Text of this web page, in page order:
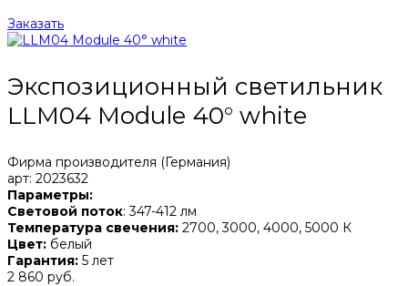
Заказать
Экспозиционный светильник
LLM04 Module 40° white
Фирма производителя (Германия)
арт: 2023632
Параметры:
Световой поток: 347-412 лм
Температура свечения: 2700, 3000, 4000, 5000 К
Цвет: белый
Гарантия: 5 лет
2 860 руб.